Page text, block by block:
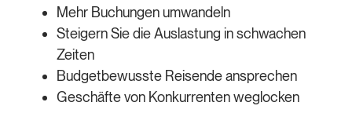
Mehr Buchungen umwandeln
Steigern Sie die Auslastung in schwachen
Zeiten
Budgetbewusste Reisende ansprechen
Geschäfte von Konkurrenten weglocken